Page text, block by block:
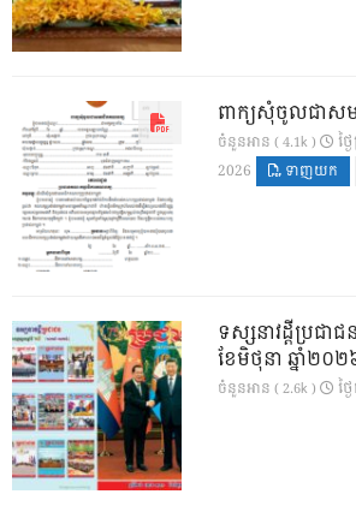
ពាក្យសុំចូលជាស
ចំនួនអាន ( 4.1k )
ថ្
2026
ទាញយក
ទស្សនាវដ្ដីប្រជ
ខែមិថុនា ឆ្នាំ២០២
ចំនួនអាន ( 2.6k ) ថ្